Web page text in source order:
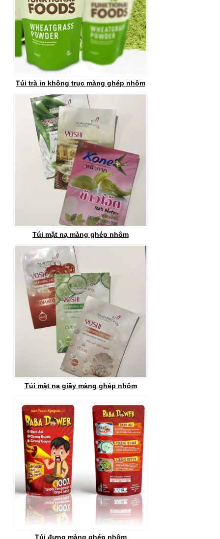
Túi trà in không trục màng ghép nhôm
Túi mặt nạ màng ghép nhôm
Túi mặt nạ giấy màng ghép nhôm
Túi đựng màng ghép nhôm